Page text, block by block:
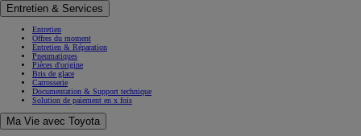
Entretien & Services
Entretien
Offres du moment
Entretien & Réparation
Pneumatiques
Pièces d'origine
Bris de glace
Carrosserie
Documentation & Support technique
Solution de paiement en x fois
Ma Vie avec Toyota